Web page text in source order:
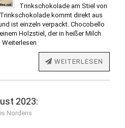
Trinkschokolade am Stiel von
kommt direkt aus
ist einzeln verpackt. Chocobello
Holzstiel, der in heißer Milch
Weiterlesen
WEITERLESEN
2023:
Nordens